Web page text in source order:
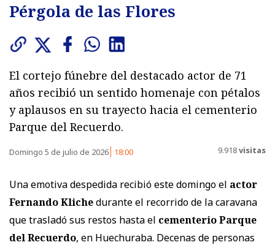
Pérgola de las Flores
El cortejo fúnebre del destacado actor de 71
años recibió un sentido homenaje con pétalos
y aplausos en su trayecto hacia el cementerio
Parque del Recuerdo.
Domingo 5 de julio de 2026 18:00 9.918visitas
Una emotiva despedida recibió este domingo el actor
Fernando Klichedurante el recorrido de la caravana
que trasladó sus restos hasta el cementerio Parque
del Recuerdo, en Huechuraba. Decenas de personas